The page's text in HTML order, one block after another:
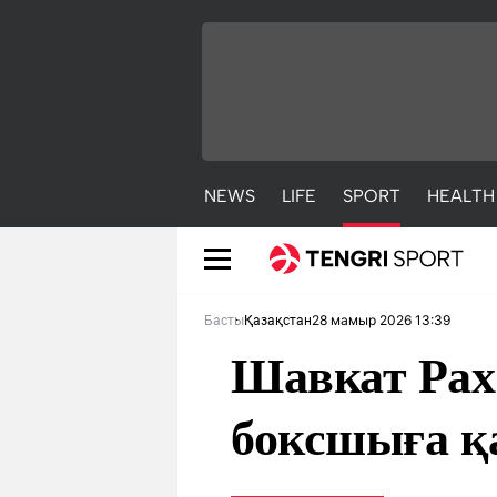
NEWS LIFE SPORT HEALTH
NEWS
БастыҚазақстан28 мамыр 2026 13:39
Шавкат
боксшыға